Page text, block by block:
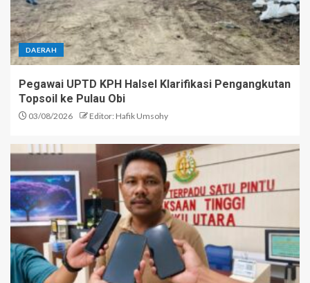
DAERAH
Pegawai UPTD KPH Halsel Klarifikasi Pengangkutan
Topsoil ke Pulau Obi
03/08/2026 Editor: Hafik Umsohy